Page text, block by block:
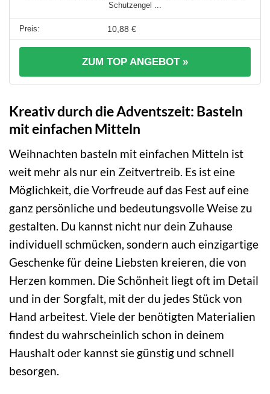
Schutzengel ...
10,88 €
ZUM TOP ANGEBOT »
Kreativ durch die Adventszeit: Basteln
mit einfachen Mitteln
Weihnachten basteln mit einfachen Mitteln ist
weit mehr als nur ein Zeitvertreib. Es ist eine
Möglichkeit, die Vorfreude auf das Fest auf eine
ganz persönliche und bedeutungsvolle Weise zu
gestalten. Du kannst nicht nur dein Zuhause
individuell schmücken, sondern auch einzigartige
Geschenke für deine Liebsten kreieren, die von
Herzen kommen. Die Schönheit liegt oft im Detail
und in der Sorgfalt, mit der du jedes Stück von
Hand arbeitest. Viele der benötigten Materialien
findest du wahrscheinlich schon in deinem
Haushalt oder kannst sie günstig und schnell
besorgen.